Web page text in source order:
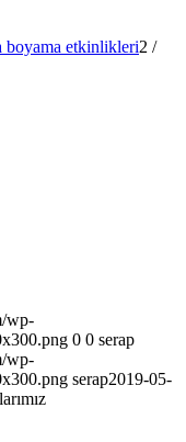
boyama etkinlikleri2 /
wp-
0 0 serap
wp-
serap2019-05-